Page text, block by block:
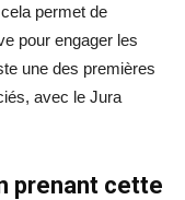
permet de
pour engager les
une des premières
avec le Jura
prenant cette